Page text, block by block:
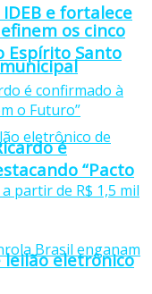
e fortalece
eletrônico
os cinco
Espírito Santo
é
“Pacto